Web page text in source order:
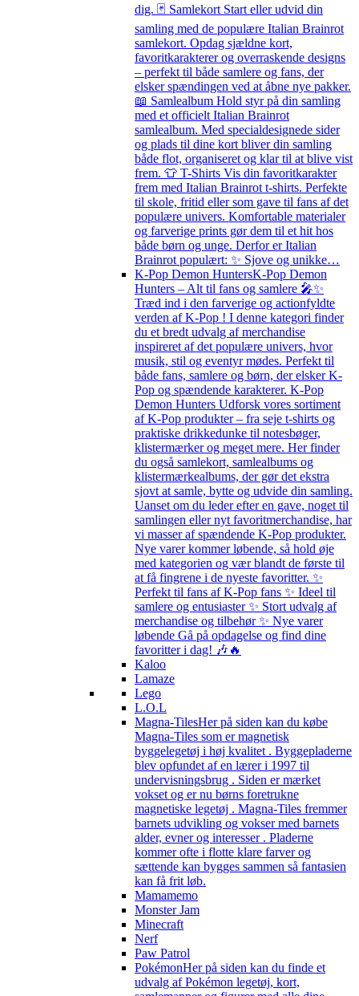
dig. 🃏 Samlekort Start eller udvid din
samling med de populære Italian Brainrot
samlekort. Opdag sjældne kort,
favoritkarakterer og overraskende designs
– perfekt til både samlere og fans, der
elsker spændingen ved at åbne nye pakker.
📖 Samlealbum Hold styr på din samling
med et officielt Italian Brainrot
samlealbum. Med specialdesignede sider
og plads til dine kort bliver din samling
både flot, organiseret og klar til at blive vist
frem. 👕 T-Shirts Vis din favoritkarakter
frem med Italian Brainrot t-shirts. Perfekte
til skole, fritid eller som gave til fans af det
populære univers. Komfortable materialer
og farverige prints gør dem til et hit hos
både børn og unge. Derfor er Italian
Brainrot populært: ✨ Sjove og unikke…
K-Pop Demon HuntersK-Pop Demon
Hunters – Alt til fans og samlere 🎤✨
Træd ind i den farverige og actionfyldte
verden af K-Pop ! I denne kategori finder
du et bredt udvalg af merchandise
inspireret af det populære univers, hvor
musik, stil og eventyr mødes. Perfekt til
både fans, samlere og børn, der elsker K-
Pop og spændende karakterer. K-Pop
Demon Hunters Udforsk vores sortiment
af K-Pop produkter – fra seje t-shirts og
praktiske drikkedunke til notesbøger,
klistermærker og meget mere. Her finder
du også samlekort, samlealbums og
klistermærkealbums, der gør det ekstra
sjovt at samle, bytte og udvide din samling.
Uanset om du leder efter en gave, noget til
samlingen eller nyt favoritmerchandise, har
vi masser af spændende K-Pop produkter.
Nye varer kommer løbende, så hold øje
med kategorien og vær blandt de første til
at få fingrene i de nyeste favoritter. ✨
Perfekt til fans af K-Pop fans ✨ Ideel til
samlere og entusiaster ✨ Stort udvalg af
merchandise og tilbehør ✨ Nye varer
løbende Gå på opdagelse og find dine
favoritter i dag! 🎶🔥
Kaloo
Lamaze
Lego
L.O.L
Magna-TilesHer på siden kan du købe
Magna-Tiles som er magnetisk
byggelegetøj i høj kvalitet . Byggepladerne
blev opfundet af en lærer i 1997 til
undervisningsbrug . Siden er mærket
vokset og er nu børns foretrukne
magnetiske legetøj . Magna-Tiles fremmer
barnets udvikling og vokser med barnets
alder, evner og interesser . Pladerne
kommer ofte i flotte klare farver og
sættende kan bygges sammen så fantasien
kan få frit løb.
Mamamemo
Monster Jam
Minecraft
Nerf
Paw Patrol
PokémonHer på siden kan du finde et
udvalg af Pokémon legetøj, kort,